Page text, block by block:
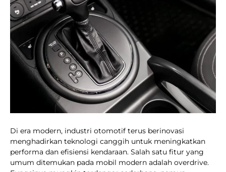
Di era modern, industri otomotif terus berinovasi
menghadirkan teknologi canggih untuk meningkatkan
performa dan efisiensi kendaraan. Salah satu fitur yang
umum ditemukan pada mobil modern adalah overdrive.